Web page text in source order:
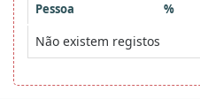
Pessoa %
Não existem registos